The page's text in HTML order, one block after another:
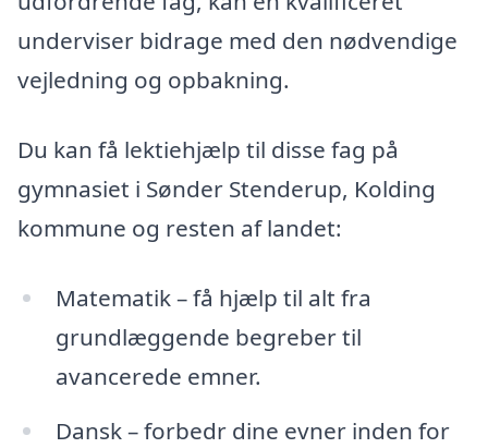
underviser bidrage med den nødvendige
vejledning og opbakning.
Du kan få lektiehjælp til disse fag på
gymnasiet i Sønder Stenderup, Kolding
kommune og resten af landet:
Matematik – få hjælp til alt fra
grundlæggende begreber til
avancerede emner.
Dansk – forbedr dine evner inden for